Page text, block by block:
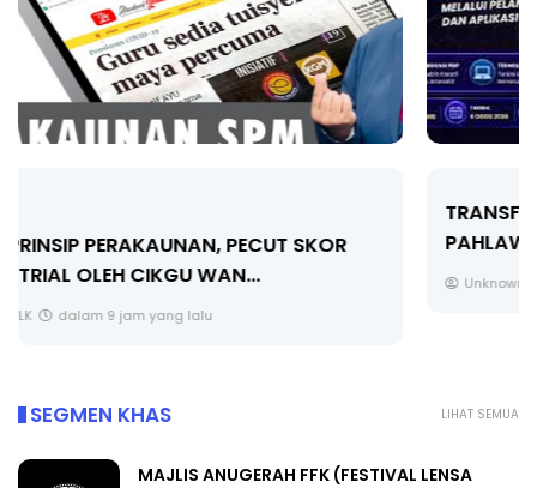
PAHLAWAN DIGITAL PENYELAMAT DUNIA
Unknown 4 hari yang lalu
LIHAT SEMUA
SEGMEN KHAS
MAJLIS ANUGERAH FFK (FESTIVAL LENSA